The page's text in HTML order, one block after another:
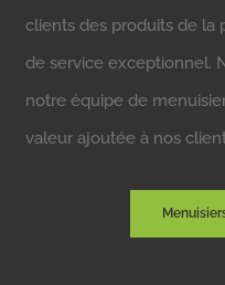
clients des produits de la
de service exceptionnel.
notre équipe de
valeur ajoutée à nos